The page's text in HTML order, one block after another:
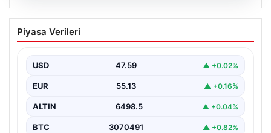
05.08.2026
Beşiktaş’tan Mohamed Salah sonrası
dev hamle!
Piyasa Verileri
USD 47.59 ▲ +0.02%
EUR 55.13 ▲ +0.16%
ALTIN 6498.5 ▲ +0.04%
BTC 3070491 ▲ +0.82%